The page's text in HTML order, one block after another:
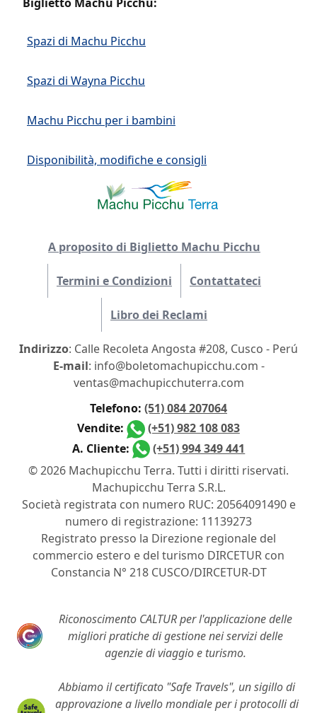
Spazi di Machu Picchu
Spazi di Wayna Picchu
Machu Picchu per i bambini
Disponibilità, modifiche e consigli
A proposito di Biglietto Machu Picchu
Termini e Condizioni Contattateci
Libro dei Reclami
Indirizzo: Calle Recoleta Angosta #208, Cusco - Perú
E-mail: info@boletomachupicchu.com -
ventas@machupicchuterra.com
Telefono: (51) 084 207064
Vendite:
(+51) 982 108 083
A. Cliente:
(+51) 994 349 441
© 2026 Machupicchu Terra. Tutti i diritti riservati.
Machupicchu Terra S.R.L.
Società registrata con numero RUC: 20564091490 e
numero di registrazione: 11139273
Registrato presso la Direzione regionale del
commercio estero e del turismo DIRCETUR con
Constancia N° 218 CUSCO/DIRCETUR-DT
Riconoscimento CALTUR per l'applicazione delle
migliori pratiche di gestione nei servizi delle
agenzie di viaggio e turismo.
Abbiamo il certificato "Safe Travels", un sigillo di
approvazione a livello mondiale per i protocolli di